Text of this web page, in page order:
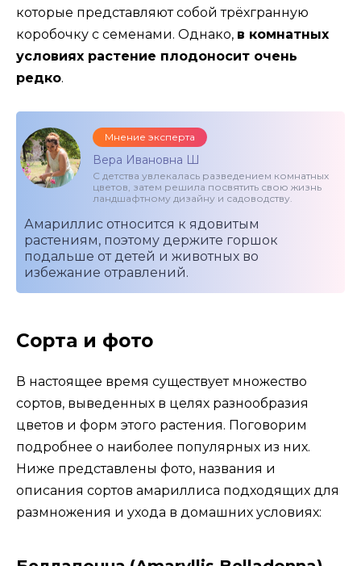
которые представляют собой трёхгранную
коробочку с семенами. Однако, в комнатных
условиях растение плодоносит очень
редко.
Мнение эксперта
Вера Ивановна Ш
С детства увлекалась разведением комнатных
цветов, затем решила посвятить свою жизнь
ландшафтному дизайну и садоводству.
Амариллис относится к ядовитым
растениям, поэтому держите горшок
подальше от детей и животных во
избежание отравлений.
Сорта и фото
В настоящее время существует множество
сортов, выведенных в целях разнообразия
цветов и форм этого растения. Поговорим
подробнее о наиболее популярных из них.
Ниже представлены фото, названия и
описания сортов амариллиса подходящих для
размножения и ухода в домашних условиях: